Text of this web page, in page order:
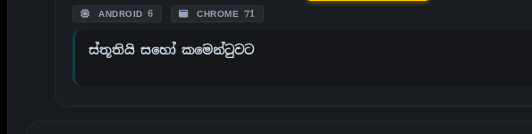
ANDROID 6 CHROME 71
ස්තූතියි සහෝ කමෙන්ටුවට